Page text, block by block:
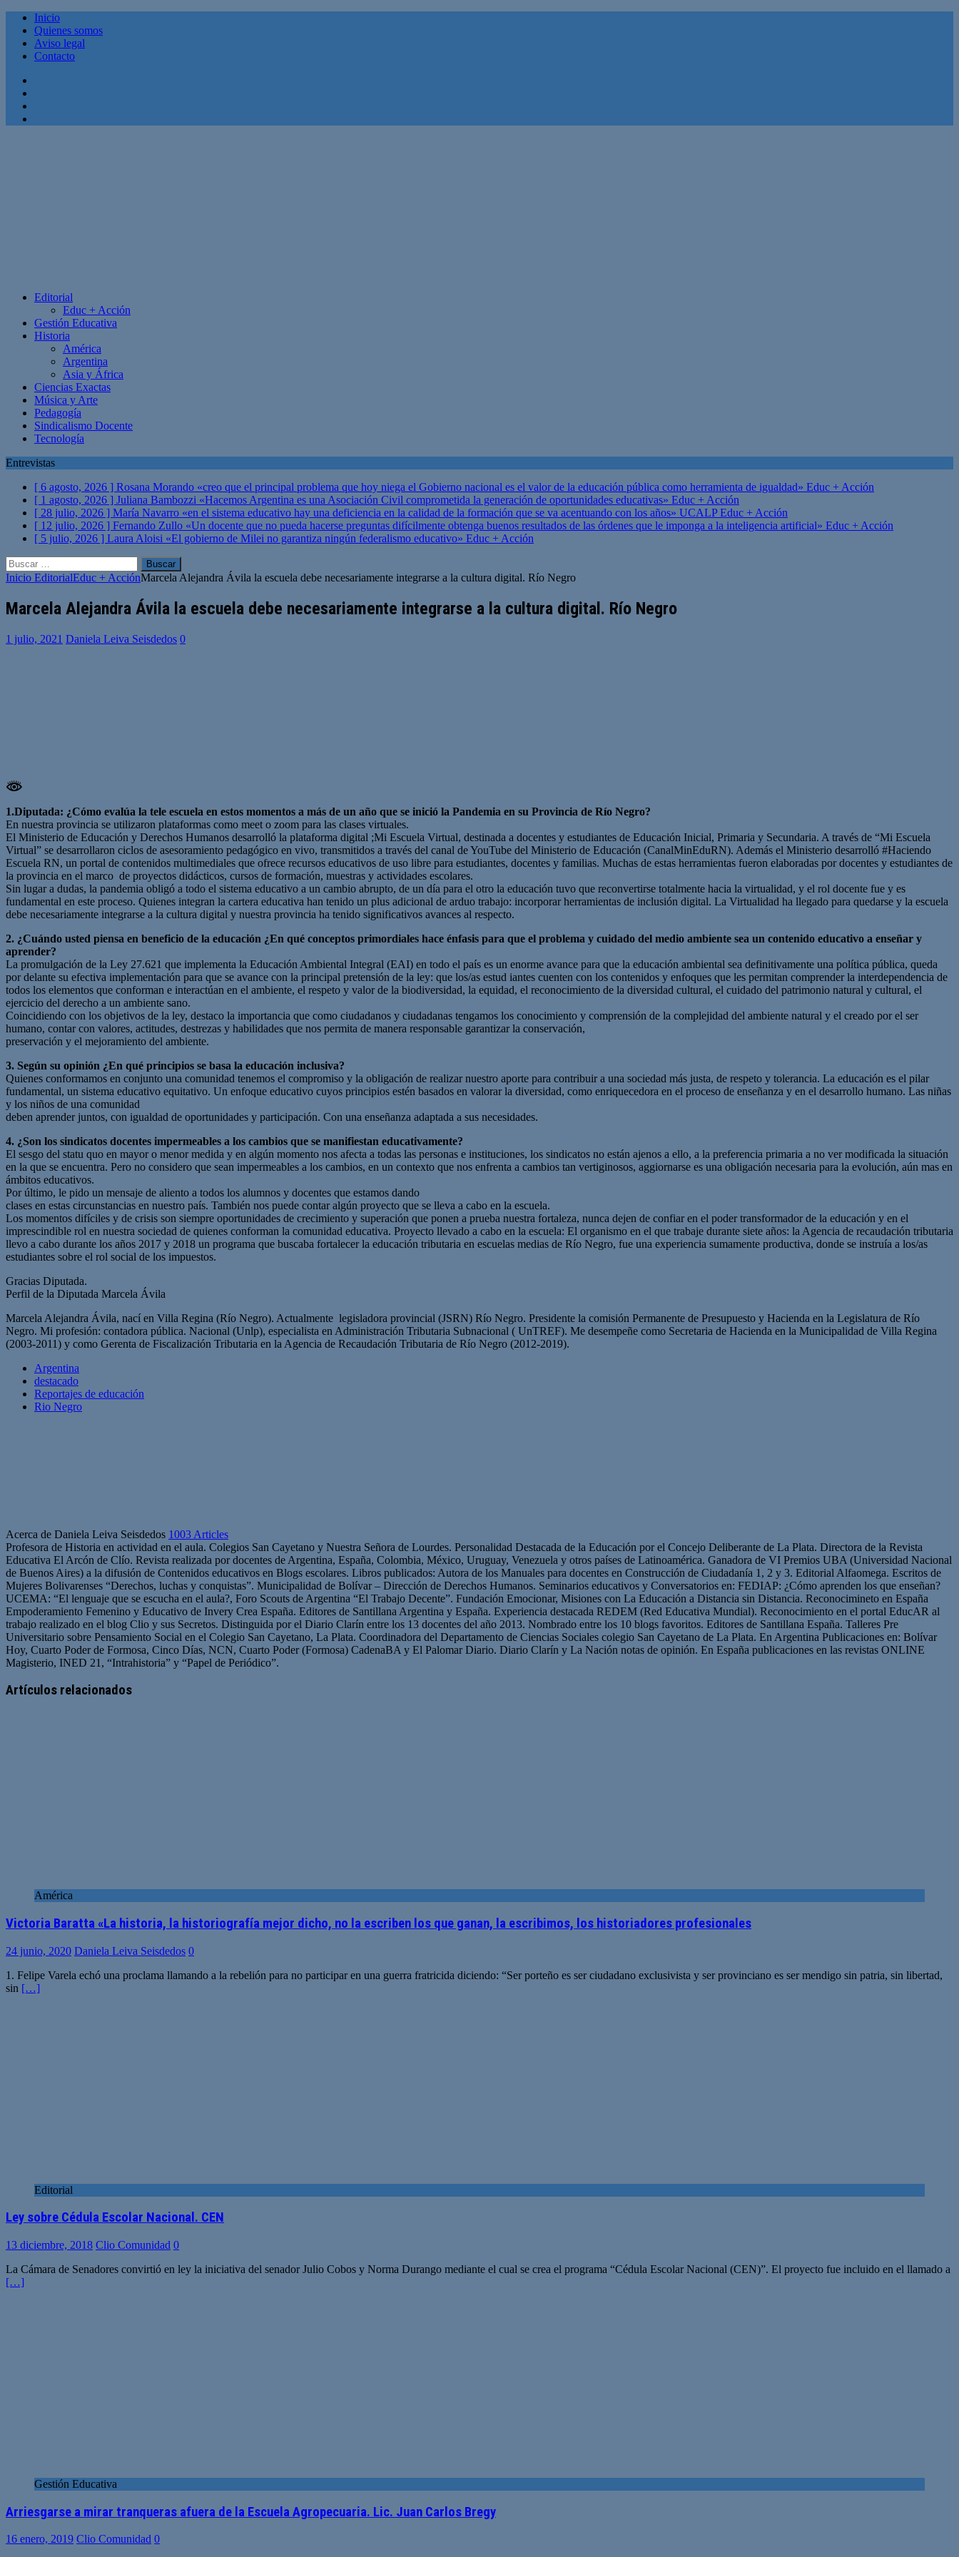
Inicio
Quienes somos
Aviso legal
Contacto
Editorial
Educ + Acción
Gestión Educativa
Historia
América
Argentina
Asia y África
Ciencias Exactas
Música y Arte
Pedagogía
Sindicalismo Docente
Tecnología
Entrevistas
[ 6 agosto, 2026 ] Rosana Morando «creo que el principal problema que hoy niega el Gobierno nacional es el valor de la educación pública como herramienta de igualdad» Educ + Acción
[ 1 agosto, 2026 ] Juliana Bambozzi «Hacemos Argentina es una Asociación Civil comprometida la generación de oportunidades educativas» Educ + Acción
[ 28 julio, 2026 ] María Navarro «en el sistema educativo hay una deficiencia en la calidad de la formación que se va acentuando con los años» UCALPEduc + Acción
[ 12 julio, 2026 ] Fernando Zullo «Un docente que no pueda hacerse preguntas difícilmente obtenga buenos resultados de las órdenes que le imponga a la inteligencia artificial» Educ + Acción
[ 5 julio, 2026 ] Laura Aloisi «El gobierno de Milei no garantiza ningún federalismo educativo» Educ + Acción
Buscar:
Inicio EditorialEduc + AcciónMarcela Alejandra Ávila la escuela debe necesariamente integrarse a la cultura digital. Río Negro
Marcela Alejandra Ávila la escuela debe necesariamente integrarse a la cultura digital. Río Negro
1 julio, 2021 Daniela Leiva Seisdedos 0
1.Diputada: ¿Cómo evalúa la tele escuela en estos momentos a más de un año que se inició la Pandemia en su Provincia de Río Negro?
En nuestra provincia se utilizaron plataformas como meet o zoom para las clases virtuales.
El Ministerio de Educación y Derechos Humanos desarrolló la plataforma digital ;Mi Escuela Virtual, destinada a docentes y estudiantes de Educación Inicial, Primaria y Secundaria. A través de “Mi Escuela
Virtual” se desarrollaron ciclos de asesoramiento pedagógico en vivo, transmitidos a través del canal de YouTube del Ministerio de Educación (CanalMinEduRN). Además el Ministerio desarrolló #Haciendo
Escuela RN, un portal de contenidos multimediales que ofrece recursos educativos de uso libre para estudiantes, docentes y familias. Muchas de estas herramientas fueron elaboradas por docentes y estudiantes de
la provincia en el marco de proyectos didácticos, cursos de formación, muestras y actividades escolares.
Sin lugar a dudas, la pandemia obligó a todo el sistema educativo a un cambio abrupto, de un día para el otro la educación tuvo que reconvertirse totalmente hacia la virtualidad, y el rol docente fue y es
fundamental en este proceso. Quienes integran la cartera educativa han tenido un plus adicional de arduo trabajo: incorporar herramientas de inclusión digital. La Virtualidad ha llegado para quedarse y la escuela
debe necesariamente integrarse a la cultura digital y nuestra provincia ha tenido significativos avances al respecto.
2. ¿Cuándo usted piensa en beneficio de la educación ¿En qué conceptos primordiales hace énfasis para que el problema y cuidado del medio ambiente sea un contenido educativo a enseñar y
aprender?
La promulgación de la Ley 27.621 que implementa la Educación Ambiental Integral (EAI) en todo el país es un enorme avance para que la educación ambiental sea definitivamente una política pública, queda
por delante su efectiva implementación para que se avance con la principal pretensión de la ley: que los/as estud iantes cuenten con los contenidos y enfoques que les permitan comprender la interdependencia de
todos los elementos que conforman e interactúan en el ambiente, el respeto y valor de la biodiversidad, la equidad, el reconocimiento de la diversidad cultural, el cuidado del patrimonio natural y cultural, el
ejercicio del derecho a un ambiente sano.
Coincidiendo con los objetivos de la ley, destaco la importancia que como ciudadanos y ciudadanas tengamos los conocimiento y comprensión de la complejidad del ambiente natural y el creado por el ser
humano, contar con valores, actitudes, destrezas y habilidades que nos permita de manera responsable garantizar la conservación,
preservación y el mejoramiento del ambiente.
3. Según su opinión ¿En qué principios se basa la educación inclusiva?
Quienes conformamos en conjunto una comunidad tenemos el compromiso y la obligación de realizar nuestro aporte para contribuir a una sociedad más justa, de respeto y tolerancia. La educación es el pilar
fundamental, un sistema educativo equitativo. Un enfoque educativo cuyos principios estén basados en valorar la diversidad, como enriquecedora en el proceso de enseñanza y en el desarrollo humano. Las niñas
y los niños de una comunidad
deben aprender juntos, con igualdad de oportunidades y participación. Con una enseñanza adaptada a sus necesidades.
4. ¿Son los sindicatos docentes impermeables a los cambios que se manifiestan educativamente?
El sesgo del statu quo en mayor o menor medida y en algún momento nos afecta a todas las personas e instituciones, los sindicatos no están ajenos a ello, a la preferencia primaria a no ver modificada la situación
en la que se encuentra. Pero no considero que sean impermeables a los cambios, en un contexto que nos enfrenta a cambios tan vertiginosos, aggiornarse es una obligación necesaria para la evolución, aún mas en
ámbitos educativos.
Por último, le pido un mensaje de aliento a todos los alumnos y docentes que estamos dando
clases en estas circunstancias en nuestro país. También nos puede contar algún proyecto que se lleva a cabo en la escuela.
Los momentos difíciles y de crisis son siempre oportunidades de crecimiento y superación que ponen a prueba nuestra fortaleza, nunca dejen de confiar en el poder transformador de la educación y en el
imprescindible rol en nuestra sociedad de quienes conforman la comunidad educativa. Proyecto llevado a cabo en la escuela: El organismo en el que trabaje durante siete años: la Agencia de recaudación tributaria
llevo a cabo durante los años 2017 y 2018 un programa que buscaba fortalecer la educación tributaria en escuelas medias de Río Negro, fue una experiencia sumamente productiva, donde se instruía a los/as
estudiantes sobre el rol social de los impuestos.
Gracias Diputada.
Perfil de la Diputada Marcela Ávila
Marcela Alejandra Ávila, nací en Villa Regina (Río Negro). Actualmente legisladora provincial (JSRN) Río Negro. Presidente la comisión Permanente de Presupuesto y Hacienda en la Legislatura de Río
Negro. Mi profesión: contadora pública. Nacional (Unlp), especialista en Administración Tributaria Subnacional ( UnTREF). Me desempeñe como Secretaria de Hacienda en la Municipalidad de Villa Regina
(2003-2011) y como Gerenta de Fiscalización Tributaria en la Agencia de Recaudación Tributaria de Río Negro (2012-2019).
Argentina
destacado
Reportajes de educación
Rio Negro
Acerca de Daniela Leiva Seisdedos 1003 Articles
Profesora de Historia en actividad en el aula. Colegios San Cayetano y Nuestra Señora de Lourdes. Personalidad Destacada de la Educación por el Concejo Deliberante de La Plata. Directora de la Revista
Educativa El Arcón de Clío. Revista realizada por docentes de Argentina, España, Colombia, México, Uruguay, Venezuela y otros países de Latinoamérica. Ganadora de VI Premios UBA (Universidad Nacional
de Buenos Aires) a la difusión de Contenidos educativos en Blogs escolares. Libros publicados: Autora de los Manuales para docentes en Construcción de Ciudadanía 1, 2 y 3. Editorial Alfaomega. Escritos de
Mujeres Bolivarenses “Derechos, luchas y conquistas”. Municipalidad de Bolívar – Dirección de Derechos Humanos. Seminarios educativos y Conversatorios en: FEDIAP: ¿Cómo aprenden los que enseñan?
UCEMA: “El lenguaje que se escucha en el aula?, Foro Scouts de Argentina “El Trabajo Decente”. Fundación Emocionar, Misiones con La Educación a Distancia sin Distancia. Reconocimineto en España
Empoderamiento Femenino y Educativo de Invery Crea España. Editores de Santillana Argentina y España. Experiencia destacada REDEM (Red Educativa Mundial). Reconocimiento en el portal EducAR al
trabajo realizado en el blog Clio y sus Secretos. Distinguida por el Diario Clarín entre los 13 docentes del año 2013. Nombrado entre los 10 blogs favoritos. Editores de Santillana España. Talleres Pre
Universitario sobre Pensamiento Social en el Colegio San Cayetano, La Plata. Coordinadora del Departamento de Ciencias Sociales colegio San Cayetano de La Plata. En Argentina Publicaciones en: Bolívar
Hoy, Cuarto Poder de Formosa, Cinco Días, NCN, Cuarto Poder (Formosa) CadenaBA y El Palomar Diario. Diario Clarín y La Nación notas de opinión. En España publicaciones en las revistas ONLINE
Magisterio, INED 21, “Intrahistoria” y “Papel de Periódico”.
web
Artículos relacionados
América
Victoria Baratta «La historia, la historiografía mejor dicho, no la escriben los que ganan, la escribimos, los historiadores profesionales
24 junio, 2020 Daniela Leiva Seisdedos 0
1. Felipe Varela echó una proclama llamando a la rebelión para no participar en una guerra fratricida diciendo: “Ser porteño es ser ciudadano exclusivista y ser provinciano es ser mendigo sin patria, sin libertad,
sin […]
Editorial
Ley sobre Cédula Escolar Nacional. CEN
13 diciembre, 2018 Clio Comunidad 0
La Cámara de Senadores convirtió en ley la iniciativa del senador Julio Cobos y Norma Durango mediante el cual se crea el programa “Cédula Escolar Nacional (CEN)”. El proyecto fue incluido en el llamado a
[…]
Gestión Educativa
Arriesgarse a mirar tranqueras afuera de la Escuela Agropecuaria. Lic. Juan Carlos Bregy
16 enero, 2019 Clio Comunidad 0